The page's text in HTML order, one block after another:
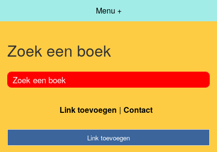
Menu +
Zoek een boek
Zoek een boek
Link toevoegen Contact
Link toevoegen